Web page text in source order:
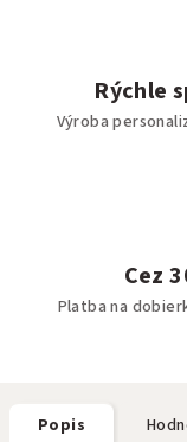
Rýchle
Výroba
Cez
Platba na
Popis